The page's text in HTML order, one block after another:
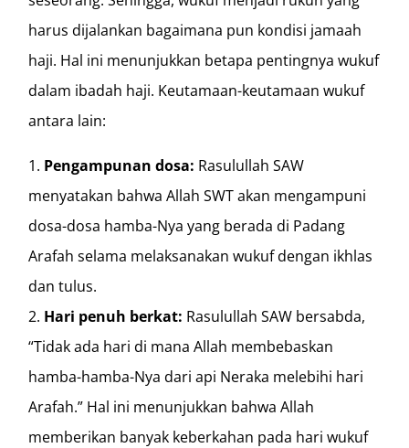
harus dijalankan bagaimana pun kondisi jamaah
haji. Hal ini menunjukkan betapa pentingnya wukuf
dalam ibadah haji. Keutamaan-keutamaan wukuf
antara lain:
Pengampunan dosa: Rasulullah SAW
menyatakan bahwa Allah SWT akan mengampuni
dosa-dosa hamba-Nya yang berada di Padang
Arafah selama melaksanakan wukuf dengan ikhlas
dan tulus.
Hari penuh berkat: Rasulullah SAW bersabda,
“Tidak ada hari di mana Allah membebaskan
hamba-hamba-Nya dari api Neraka melebihi hari
Arafah.” Hal ini menunjukkan bahwa Allah
memberikan banyak keberkahan pada hari wukuf